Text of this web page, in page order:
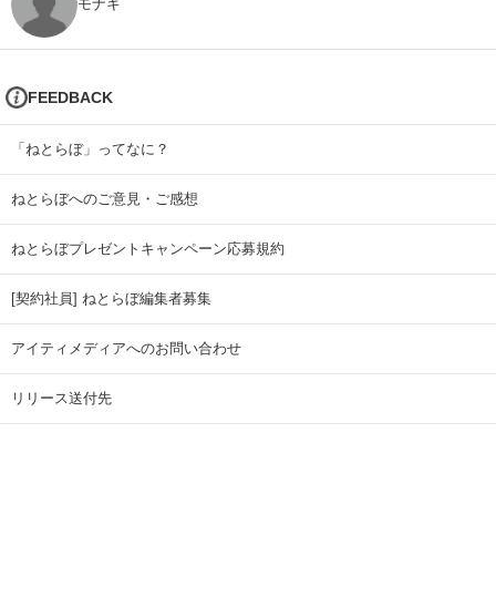
モナキ
FEEDBACK
「ねとらぼ」ってなに？
ねとらぼへのご意見・ご感想
ねとらぼプレゼントキャンペーン応募規約
[契約社員] ねとらぼ編集者募集
アイティメディアへのお問い合わせ
リリース送付先